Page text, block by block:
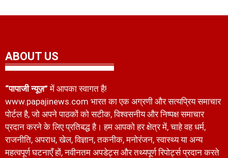
ABOUT US
“पापाजी न्यूज़” में आपका स्वागत है!
www.papajinews.com भारत का एक अग्रणी और सत्यप्रिय समाचार
पोर्टल है, जो अपने पाठकों को सटीक, विश्वसनीय और निष्पक्ष समाचार
प्रदान करने के लिए प्रतिबद्ध है। हम आपको हर क्षेत्र में, चाहे वह धर्म,
राजनीति, अपराध, खेल, विज्ञान, तकनीक, मनोरंजन, स्वास्थ्य या अन्य
महत्वपूर्ण घटनाएँ हों, नवीनतम अपडेट्स और तथ्यपूर्ण रिपोर्ट्स प्रदान करते